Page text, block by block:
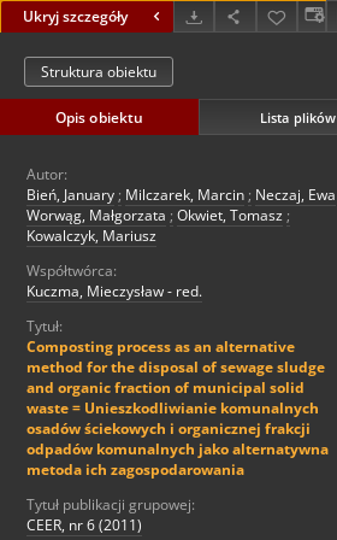
Ukryj szczegóły
Struktura obiektu
Opis obiektu Lista plików
Autor:
Bień, January ; Milczarek, Marcin ; Neczaj, Ewa
Worwąg, Małgorzata ; Okwiet, Tomasz ;
Kowalczyk, Mariusz
Współtwórca:
Kuczma, Mieczysław - red.
Tytuł:
Composting process as an alternative
method for the disposal of sewage sludge
and organic fraction of municipal solid
waste = Unieszkodliwianie komunalnych
osadów ściekowych i organicznej frakcji
odpadów komunalnych jako alternatywna
metoda ich zagospodarowania
Tytuł publikacji grupowej:
CEER, nr 6 (2011)